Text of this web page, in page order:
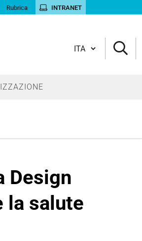
Rubrica INTRANET
Cambia lingua
Design
la salute